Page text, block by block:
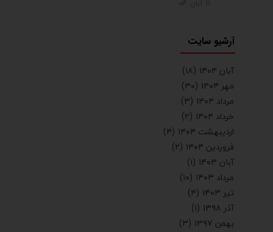
آرشیو سایت
آبان ۱۴۰۴
(۱۸)
مهر ۱۴۰۴
(۳۰)
مرداد ۱۴۰۴
(۳)
خرداد ۱۴۰۴
(۲)
اردیبهشت ۱۴۰۴
(۴)
فروردین ۱۴۰۴
(۲)
آبان ۱۴۰۳
(۱)
مرداد ۱۴۰۳
(۱۰)
تیر ۱۴۰۳
(۴)
آذر ۱۳۹۸
(۱)
بهمن ۱۳۹۷
(۳)